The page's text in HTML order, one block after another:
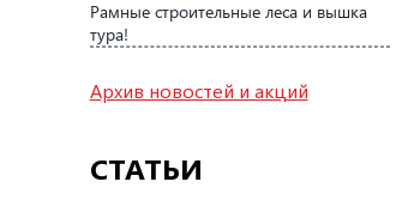
Рамные строительные леса и вышка
тура!
Архив новостей и акций
СТАТЬИ